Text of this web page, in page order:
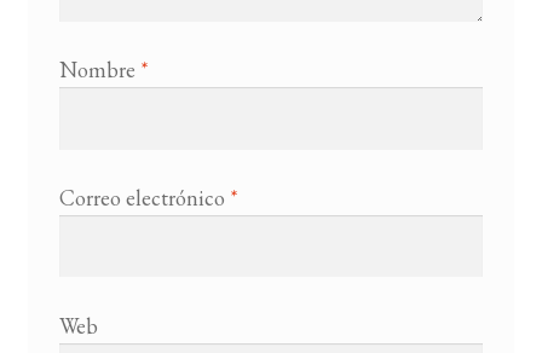
Nombre *
Correo electrónico *
Web